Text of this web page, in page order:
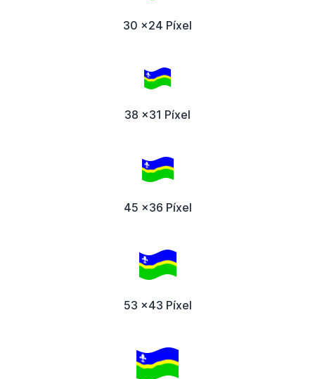
30 x24 Píxel
38 x31 Píxel
45 x36 Píxel
53 x43 Píxel